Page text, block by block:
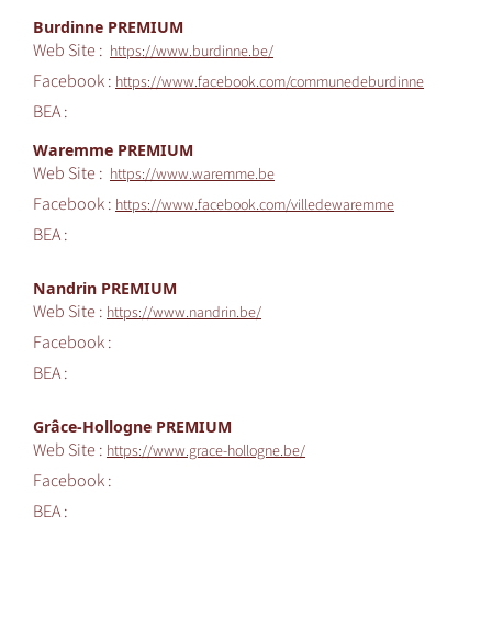
Burdinne PREMIUM
Web Site : https://www.burdinne.be/
Facebook :https://www.facebook.com/communedeburdinne
BEA :
Waremme PREMIUM
Web Site : https://www.waremme.be
Facebook :https://www.facebook.com/villedewaremme
BEA :
Nandrin PREMIUM
Web Site :https://www.nandrin.be/
Facebook :
BEA :
Grâce-Hollogne PREMIUM
Web Site :https://www.grace-hollogne.be/
Facebook :
BEA :